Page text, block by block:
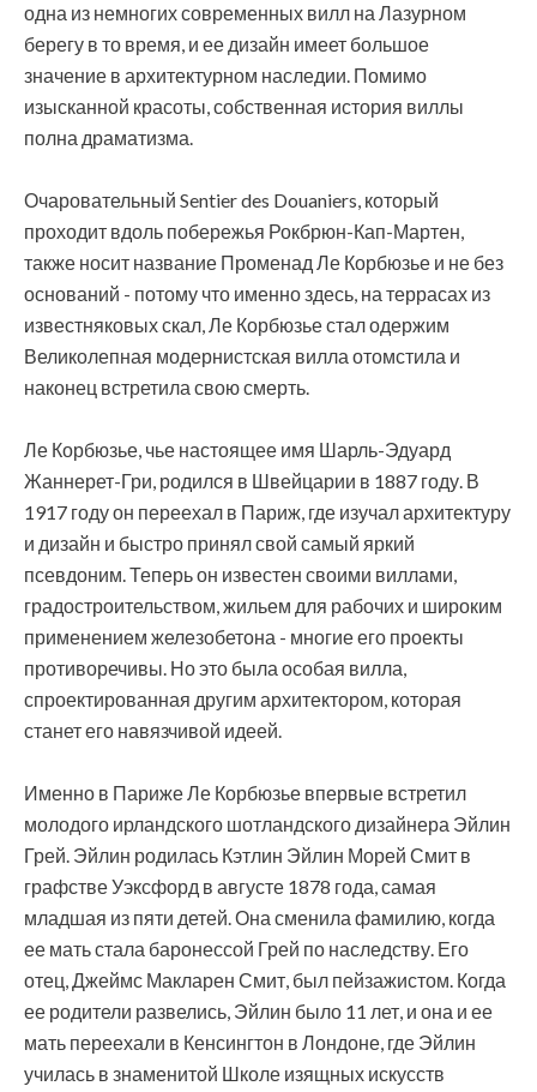
одна из немногих современных вилл на Лазурном
берегу в то время, и ее дизайн имеет большое
значение в архитектурном наследии. Помимо
изысканной красоты, собственная история виллы
полна драматизма.
Очаровательный Sentier des Douaniers, который
проходит вдоль побережья Рокбрюн-Кап-Мартен,
также носит название Променад Ле Корбюзье и не без
оснований - потому что именно здесь, на террасах из
известняковых скал, Ле Корбюзье стал одержим
Великолепная модернистская вилла отомстила и
наконец встретила свою смерть.
Ле Корбюзье, чье настоящее имя Шарль-Эдуард
Жаннерет-Гри, родился в Швейцарии в 1887 году. В
1917 году он переехал в Париж, где изучал архитектуру
и дизайн и быстро принял свой самый яркий
псевдоним. Теперь он известен своими виллами,
градостроительством, жильем для рабочих и широким
применением железобетона - многие его проекты
противоречивы. Но это была особая вилла,
спроектированная другим архитектором, которая
станет его навязчивой идеей.
Именно в Париже Ле Корбюзье впервые встретил
молодого ирландского шотландского дизайнера Эйлин
Грей. Эйлин родилась Кэтлин Эйлин Морей Смит в
графстве Уэксфорд в августе 1878 года, самая
младшая из пяти детей. Она сменила фамилию, когда
ее мать стала баронессой Грей по наследству. Его
отец, Джеймс Макларен Смит, был пейзажистом. Когда
ее родители развелись, Эйлин было 11 лет, и она и ее
мать переехали в Кенсингтон в Лондоне, где Эйлин
училась в знаменитой Школе изящных искусств